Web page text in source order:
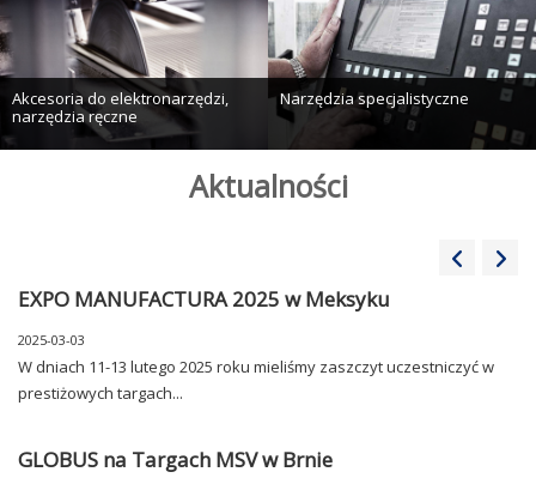
Akcesoria do elektronarzędzi,
narzędzia ręczne
Narzędzia specjalistyczne
Aktualności
EXPO MANUFACTURA 2025 w Meksyku
2025-03-03
W dniach 11-13 lutego 2025 roku mieliśmy zaszczyt uczestniczyć w
prestiżowych targach...
GLOBUS na Targach MSV w Brnie